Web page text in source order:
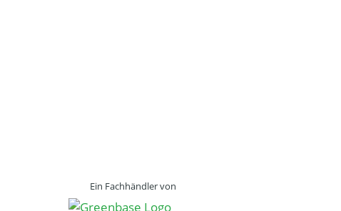
Ein Fachhändler von